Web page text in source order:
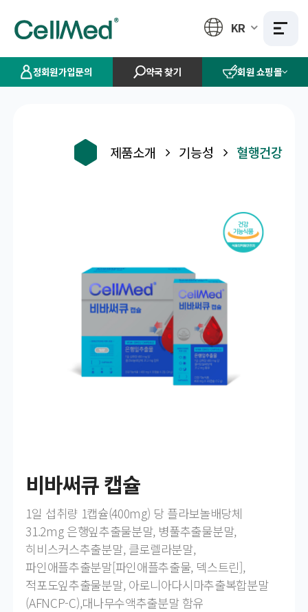
정회원가입문의 약국 찾기 회원 쇼핑몰
KR
제품소개 기능성 혈행건강
비바써큐 캡슐
1일 섭취량 1캡슐(400mg) 당 플라보놀배당체
31.2mg 은행잎추출물분말, 병풀추출물분말,
히비스커스추출분말, 클로렐라분말,
파인애플추출분말[파인애플추출물, 덱스트린],
적포도잎추출물분말, 아로니아다시마추출복합분말
(AFNCP-C),대나무수액추출분말 함유